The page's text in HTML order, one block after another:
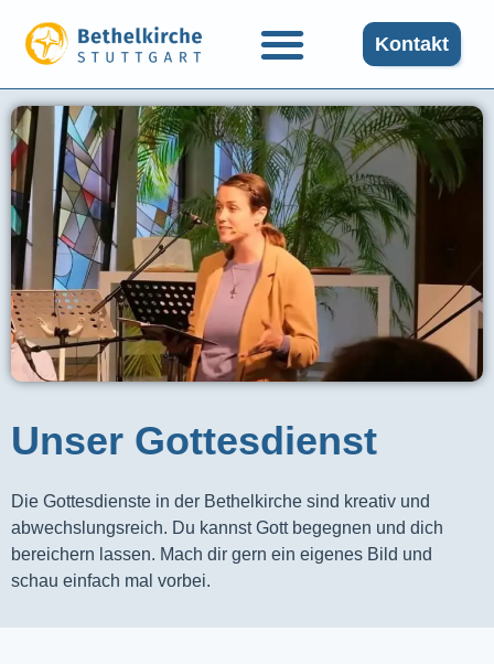
Kontakt
Unser Gottesdienst​
Die Gottesdienste in der Bethelkirche sind kreativ und
abwechslungsreich. Du kannst Gott begegnen und dich
bereichern lassen. Mach dir gern ein eigenes Bild und
schau einfach mal vorbei.